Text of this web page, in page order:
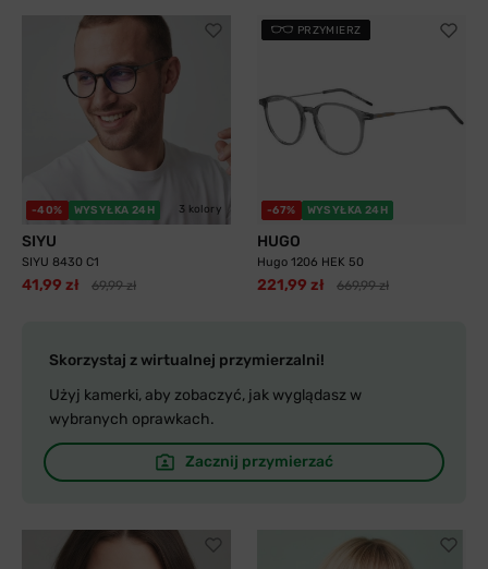
-40% WYSYŁKA 24H 3 kolory
SIYU
SIYU 8430 C1
41,99 zł 69,99 zł
Skorzystaj z wirtualnej przymierzalni!
Użyj kamerki, aby zobaczyć, jak wyglądasz w
wybranych oprawkach.
Zacznij przymierzać
PRZYMIERZ
-67% WYSYŁKA 24H
HUGO
Hugo 1206 HEK 50
221,99 zł 669,99 zł